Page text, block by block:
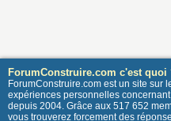
ForumConstruire.com c'est quoi
ForumConstruire.com est un site sur
expériences personnelles
depuis 2004. Grâce aux 517 652
vous trouverez forcement des